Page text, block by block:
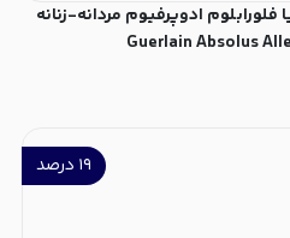
ادوپرفیوم مردانه-زنانه
Guerlain Absolus
۱۹ درصد